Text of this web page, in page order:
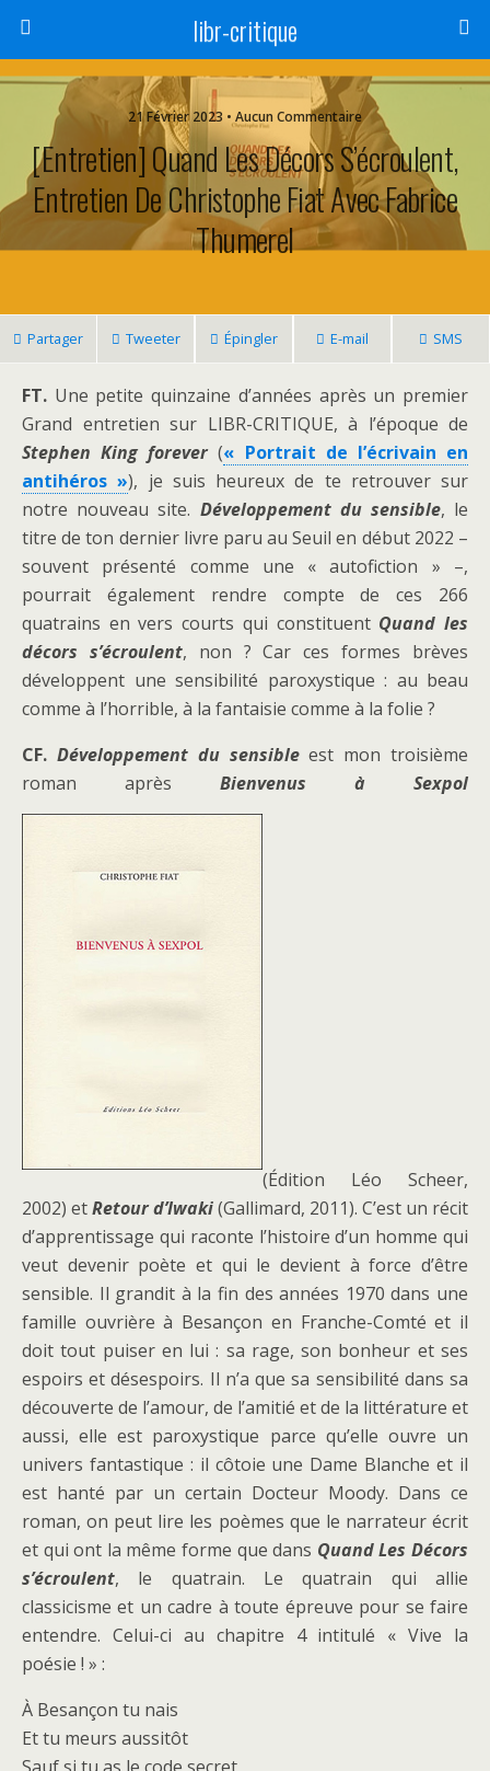
libr-critique
21 Février 2023 • Aucun Commentaire
[Entretien] Quand Les Décors S’écroulent,
Entretien De Christophe Fiat Avec Fabrice
Thumerel
Partager Tweeter Épingler E-mail SMS
FT. Une petite quinzaine d’années après un premier
Grand entretien sur LIBR-CRITIQUE, à l’époque de
Stephen King forever(« Portrait de l’écrivain en
antihéros »), je suis heureux de te retrouver sur
notre nouveau site. Développement du sensible, le
titre de ton dernier livre paru au Seuil en début 2022 –
souvent présenté comme une « autofiction » –,
pourrait également rendre compte de ces 266
quatrains en vers courts qui constituent Quand les
décors s’écroulent, non ? Car ces formes brèves
développent une sensibilité paroxystique : au beau
comme à l’horrible, à la fantaisie comme à la folie ?
CF. Développement du sensibleest mon troisième
roman après Bienvenus à Sexpol
(Édition Léo Scheer,
2002) etRetour d’Iwaki(Gallimard, 2011). C’est un récit
d’apprentissage qui raconte l’histoire d’un homme qui
veut devenir poète et qui le devient à force d’être
sensible. Il grandit à la fin des années 1970 dans une
famille ouvrière à Besançon en Franche-Comté et il
doit tout puiser en lui : sa rage, son bonheur et ses
espoirs et désespoirs. Il n’a que sa sensibilité dans sa
découverte de l’amour, de l’amitié et de la littérature et
aussi, elle est paroxystique parce qu’elle ouvre un
univers fantastique : il côtoie une Dame Blanche et il
est hanté par un certain Docteur Moody. Dans ce
roman, on peut lire les poèmes que le narrateur écrit
et qui ont la même forme que dans Quand Les Décors
s’écroulent, le quatrain. Le quatrain qui allie
classicisme et un cadre à toute épreuve pour se faire
entendre. Celui-ci au chapitre 4 intitulé « Vive la
poésie ! » :
À Besançon tu nais
Et tu meurs aussitôt